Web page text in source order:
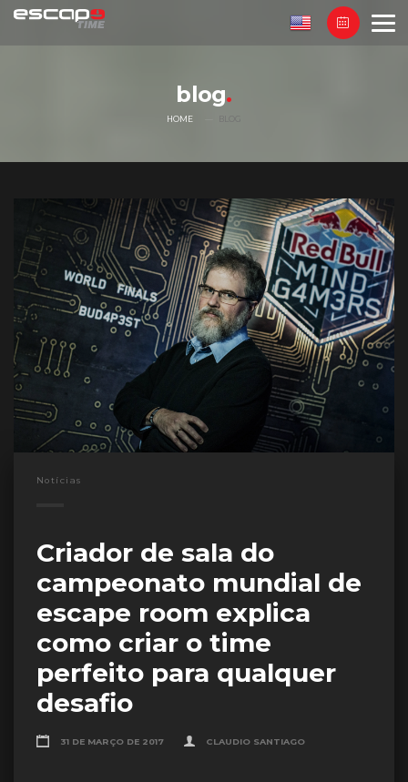
blog
HOME
Notícias
Criador de sala do
campeonato mundial de
escape room explica
como criar o time
perfeito para qualquer
desafio
31 DE MARÇO DE 2017 CLAUDIO SANTIAGO